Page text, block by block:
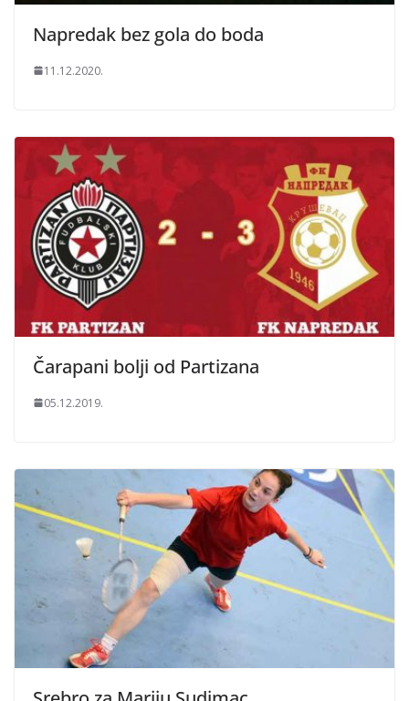
Napredak bez gola do boda
11.12.2020.
Čarapani bolji od Partizana
05.12.2019.